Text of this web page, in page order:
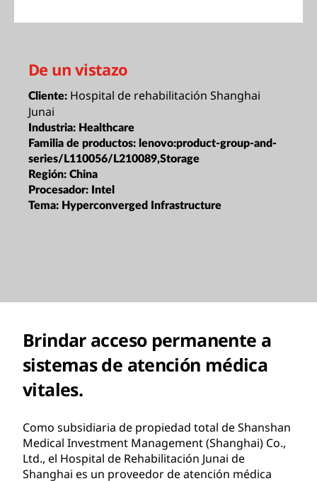
De un vistazo
Cliente: Hospital de rehabilitación Shanghai
Junai
Industria: Healthcare
Familia de productos: lenovo:product-group-and-
series/L110056/L210089,Storage
Región: China
Procesador: Intel
Tema: Hyperconverged Infrastructure
Brindar acceso permanente a
sistemas de atención médica
vitales.
Como subsidiaria de propiedad total de Shanshan
Medical Investment Management (Shanghai) Co.,
Ltd., el Hospital de Rehabilitación Junai de
Shanghai es un proveedor de atención médica